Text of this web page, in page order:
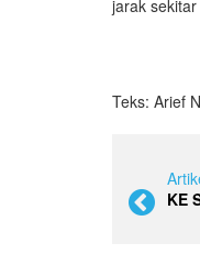
jarak
Teks: Arief
KE